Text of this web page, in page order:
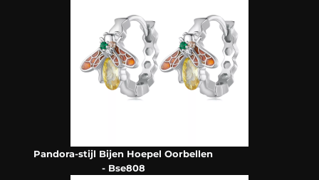
Pandora-stijl Bijen Hoepel Oorbellen
- Bse808